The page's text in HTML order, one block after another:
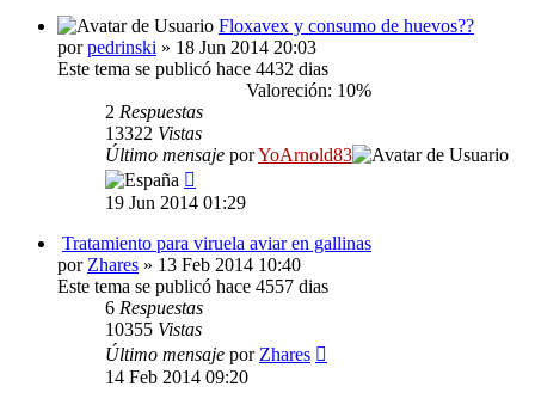
Floxavex y consumo de huevos??
porpedrinski » 18 Jun 2014 20:03
Este tema se publicó hace 4432 dias
Valoreción: 10%
2 Respuestas
13322 Vistas
Último mensaje porYoArnold83
19 Jun 2014 01:29
Tratamiento para viruela aviar en gallinas
por Zhares » 13 Feb 2014 10:40
Este tema se publicó hace 4557 dias
6 Respuestas
10355 Vistas
Último mensaje por Zhares
14 Feb 2014 09:20